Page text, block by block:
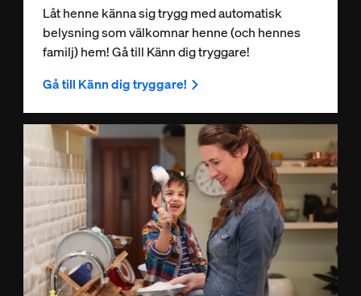
Låt henne känna sig trygg med automatisk
belysning som välkomnar henne (och hennes
familj) hem! Gå till Känn dig tryggare!
Gå till Känn dig tryggare!